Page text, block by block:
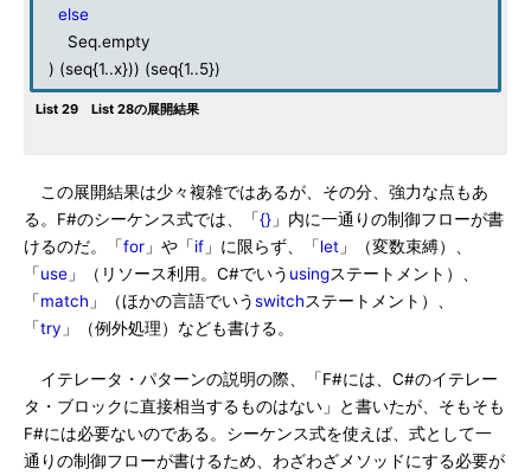
else
Seq.empty
) (seq{1..x})) (seq{1..5})
List 29 List 28の展開結果
この展開結果は少々複雑ではあるが、その分、強力な点もあ
る。F#のシーケンス式では、「{} 」内に一通りの制御フローが書
けるのだ。「for 」や「if 」に限らず、「let 」（変数束縛）、
「use 」（リソース利用。C#でいう usingステートメント）、
「match 」（ほかの言語でいうswitchステートメント）、
「try 」（例外処理）なども書ける。
イテレータ・パターンの説明の際、「F#には、C#のイテレー
タ・ブロックに直接相当するものはない」と書いたが、そもそも
F#には必要ないのである。シーケンス式を使えば、式として一
通りの制御フローが書けるため、わざわざメソッドにする必要が